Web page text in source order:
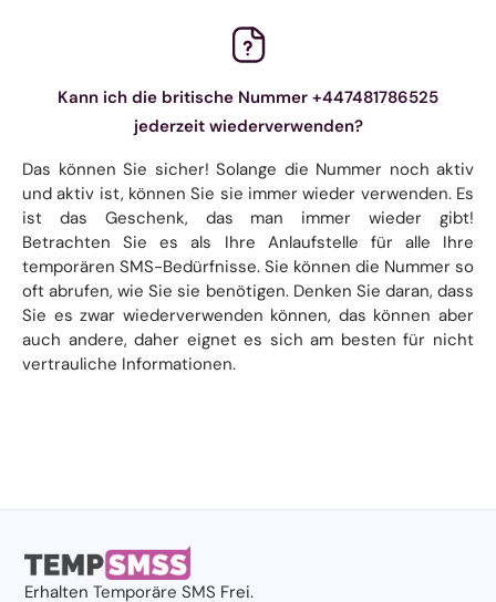
Kann ich die britische Nummer +447481786525
jederzeit wiederverwenden?
Das können Sie sicher! Solange die Nummer noch aktiv
und aktiv ist, können Sie sie immer wieder verwenden. Es
ist das Geschenk, das man immer wieder gibt!
Betrachten Sie es als Ihre Anlaufstelle für alle Ihre
temporären SMS-Bedürfnisse. Sie können die Nummer so
oft abrufen, wie Sie sie benötigen. Denken Sie daran, dass
Sie es zwar wiederverwenden können, das können aber
auch andere, daher eignet es sich am besten für nicht
vertrauliche Informationen.
ErhaltenTemporäre SMS Frei.